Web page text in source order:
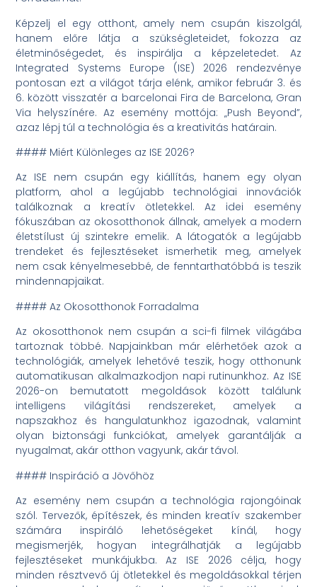
Képzelj el egy otthont, amely nem csupán kiszolgál,
hanem előre látja a szükségleteidet, fokozza az
életminőségedet, és inspirálja a képzeletedet. Az
Integrated Systems Europe (ISE) 2026 rendezvénye
pontosan ezt a világot tárja elénk, amikor február 3. és
6. között visszatér a barcelonai Fira de Barcelona, Gran
Via helyszínére. Az esemény mottója: „Push Beyond”,
azaz lépj túl a technológia és a kreativitás határain.
#### Miért Különleges az ISE 2026?
Az ISE nem csupán egy kiállítás, hanem egy olyan
platform, ahol a legújabb technológiai innovációk
találkoznak a kreatív ötletekkel. Az idei esemény
fókuszában az okosotthonok állnak, amelyek a modern
életstílust új szintekre emelik. A látogatók a legújabb
trendeket és fejlesztéseket ismerhetik meg, amelyek
nem csak kényelmesebbé, de fenntarthatóbbá is teszik
mindennapjaikat.
#### Az Okosotthonok Forradalma
Az okosotthonok nem csupán a sci-fi filmek világába
tartoznak többé. Napjainkban már elérhetőek azok a
technológiák, amelyek lehetővé teszik, hogy otthonunk
automatikusan alkalmazkodjon napi rutinunkhoz. Az ISE
2026-on bemutatott megoldások között találunk
intelligens világítási rendszereket, amelyek a
napszakhoz és hangulatunkhoz igazodnak, valamint
olyan biztonsági funkciókat, amelyek garantálják a
nyugalmat, akár otthon vagyunk, akár távol.
#### Inspiráció a Jövőhöz
Az esemény nem csupán a technológia rajongóinak
szól. Tervezők, építészek, és minden kreatív szakember
számára inspiráló lehetőségeket kínál, hogy
megismerjék, hogyan integrálhatják a legújabb
fejlesztéseket munkájukba. Az ISE 2026 célja, hogy
minden résztvevő új ötletekkel és megoldásokkal térjen